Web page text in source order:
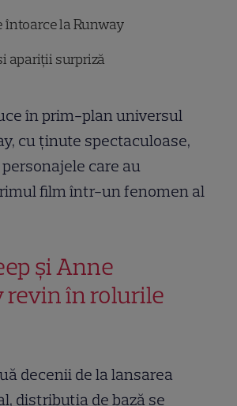
întoarce la Runway
apariții surpriză
în prim-plan universul
cu ținute spectaculoase,
care au
film într-un fenomen al
și Anne
revin în rolurile
decenii de la lansarea
distribuția de bază se